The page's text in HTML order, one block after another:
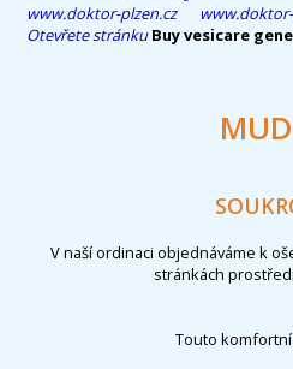
www.doktor-plzen.cz
Otevřete stránku Buy vesicare
V naší ordinaci objednáváme k
stránkách
Touto